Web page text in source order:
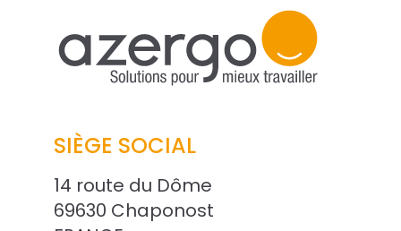
SIÈGE SOCIAL
14 route du Dôme
69630 Chaponost